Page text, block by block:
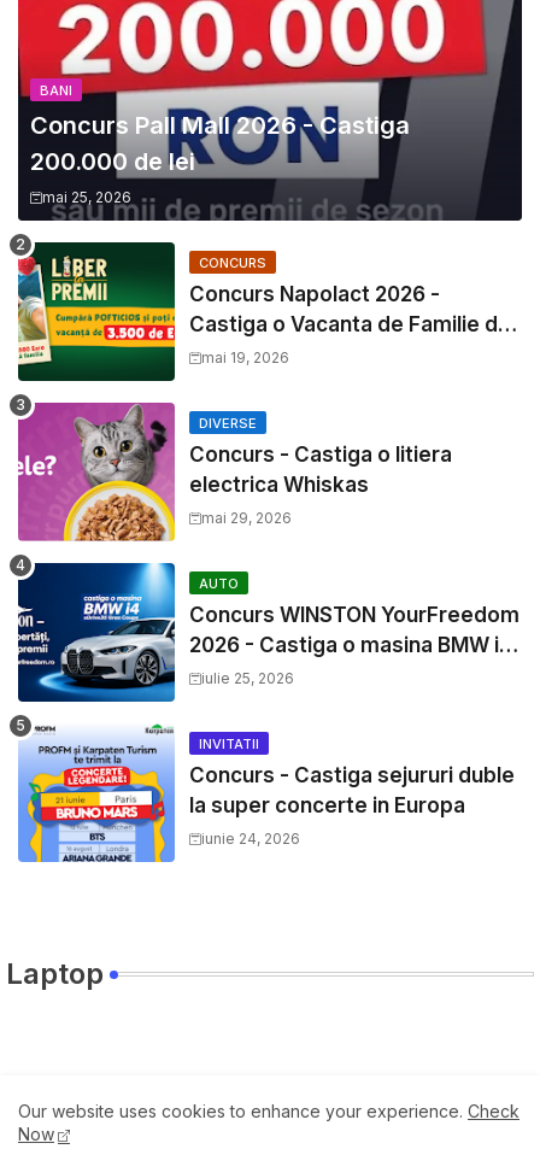
BANI
Concurs Pall Mall 2026 - Castiga
200.000 de lei
mai 25, 2026
CONCURS
Concurs Napolact 2026 -
Castiga o Vacanta de Familie de
3500 Euro
mai 19, 2026
DIVERSE
Concurs - Castiga o litiera
electrica Whiskas
mai 29, 2026
AUTO
Concurs WINSTON YourFreedom
2026 - Castiga o masina BMW i4
si mii de premii cash
iulie 25, 2026
INVITATII
Concurs - Castiga sejururi duble
la super concerte in Europa
iunie 24, 2026
Laptop
Our website uses cookies to enhance your experience. Check
Now